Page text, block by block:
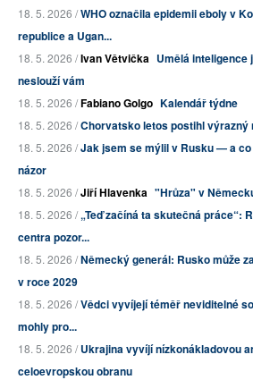
18. 5. 2026 /WHO označila epidemii eboly v
republice a Ugan...
18. 5. 2026 /Ivan Větvička Umělá inteligence
neslouží vám
18. 5. 2026 /Fabiano Golgo Kalendář týdne
18. 5. 2026 /Chorvatsko letos postihl výrazný
18. 5. 2026 /Jak jsem se mýlil v Rusku — a
názor
18. 5. 2026 /Jiří Hlavenka "Hrůza" v
18. 5. 2026 /„Teď začíná ta skutečná práce“:
centra pozor...
18. 5. 2026 /Německý generál: Rusko může
v roce 2029
18. 5. 2026 /Vědci vyvíjejí téměř neviditelné
mohly pro...
18. 5. 2026 /Ukrajina vyvíjí nízkonákladovou
celoevropskou obranu